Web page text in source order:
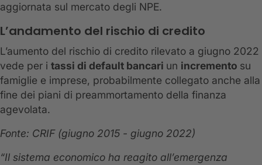
aggiornata sul mercato degli NPE.
L’andamento del rischio di credito
L’aumento del rischio di credito rilevato a giugno 2022
vede per i tassi di default bancari un incremento su
famiglie e imprese, probabilmente collegato anche alla
fine dei piani di preammortamento della finanza
agevolata.
Fonte: CRIF (giugno 2015 - giugno 2022)
“Il sistema economico ha reagito all’emergenza